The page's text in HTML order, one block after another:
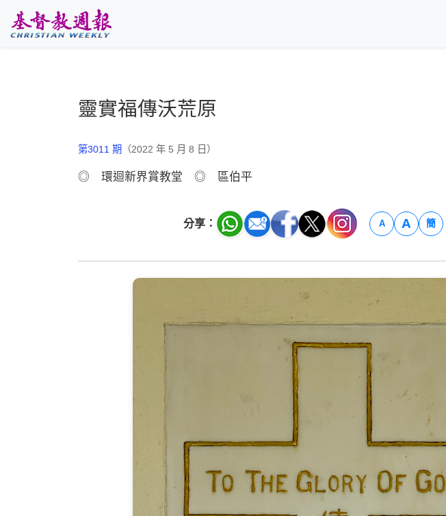
靈實福傳沃荒原
第3011 期 （2022 年 5 月 8 日）
◎ 環迴新界賞教堂 ◎ 區伯平
分享： A A 簡